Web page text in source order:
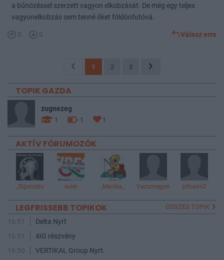
a bűnözéssel szerzett vagyon elkobzását. De még egy teljes
vagyonelkobzás sem tenné őket földönfutóvá.
0 0 Válasz erre
1 2 3
TOPIK GAZDA
zugnezeg
1 1 1
AKTÍV FÓRUMOZÓK
_Sigorszky euler _Macika_ Vazsmegyei pitcairn2
LEGFRISSEBB TOPIKOK ÖSSZES TOPIK
16:51
Delta Nyrt
16:51
4IG részvény
16:50
VERTIKAL Group Nyrt.